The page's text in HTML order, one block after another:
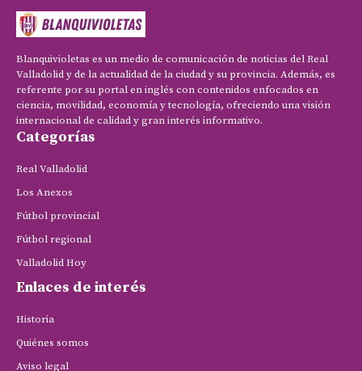
Blanquivioletas es un medio de comunicación de noticias del Real
Valladolid y de la actualidad de la ciudad y su provincia. Además, es
referente por su portal en inglés con contenidos enfocados en
ciencia, movilidad, economía y tecnología, ofreciendo una visión
internacional de calidad y gran interés informativo.
Categorías
Real Valladolid
Los Anexos
Fútbol provincial
Fútbol regional
Valladolid Hoy
Enlaces de interés
Historia
Quiénes somos
Aviso legal